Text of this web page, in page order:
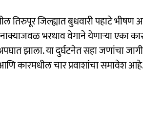
तिरुपूर जिल्ह्यात बुधवारी पहाटे
नाक्याजवळ भरधाव वेगाने येणाऱ्या एका
झाला. या दुर्घटनेत सहा जणांचा
कारमधील चार प्रवाशांचा समावेश